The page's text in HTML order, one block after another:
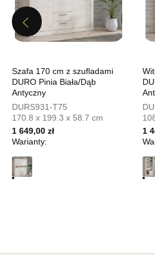
Salon meblowy
UL.PIONIERÓW 44
Adres e-mail:meblostyl01@op.pl
Godziny otwarcia
Pn-Pt: 09:00-17:00, Sb: 09:00-
Najniższa cena sprzedawcy
Previous
Szafa 170 cm z szufladami
DURO Pinia Biała/Dąb
Antyczny
DURS931-T75
170.8 x 199.3 x 58.7 cm
1 649,00 zł
Warianty:
1